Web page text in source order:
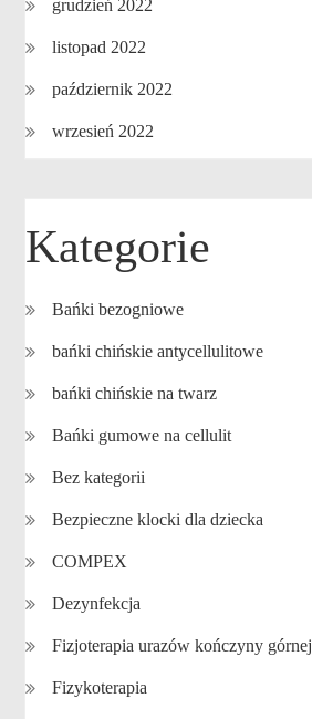
grudzień 2022
listopad 2022
październik 2022
wrzesień 2022
Kategorie
Bańki bezogniowe
bańki chińskie antycellulitowe
bańki chińskie na twarz
Bańki gumowe na cellulit
Bez kategorii
Bezpieczne klocki dla dziecka
COMPEX
Dezynfekcja
Fizjoterapia urazów kończyny górnej
Fizykoterapia